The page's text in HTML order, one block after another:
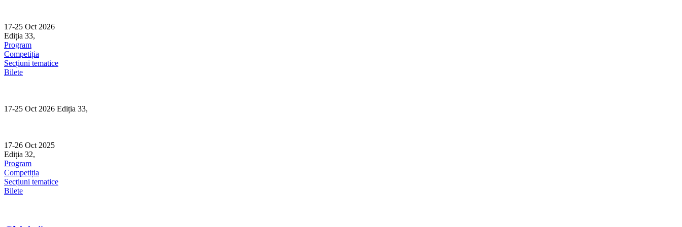
content
17-25 Oct 2026
Ediția 33,
Program
Competiția
Secțiuni tematice
Bilete
17-25 Oct 2026 Ediția 33,
17-26 Oct 2025
Ediția 32,
Program
Competiția
Secțiuni tematice
Bilete